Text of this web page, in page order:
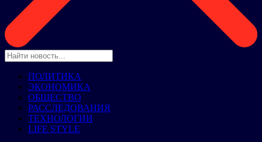
ПОЛИТИКА
ЭКОНОМИКА
ОБЩЕСТВО
РАССЛЕДОВАНИЯ
ТЕХНОЛОГИИ
LIFE STYLE